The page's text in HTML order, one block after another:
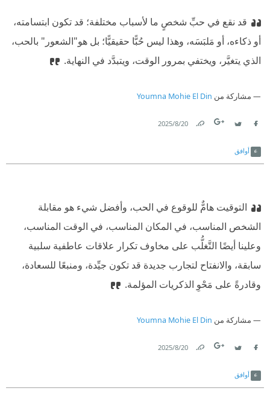
قد نقع في حبِّ شخصٍ ما لأسباب مختلفة؛ قد تكون ابتسامته،
أو ذكاءه، أو مَلبَسَه، وهذا ليس حُبًّا حقيقيًّا؛ بل هو"الشعور" بالحب،
الذي يتغيَّر، ويختفي بمرور الوقت، ويتبدَّد في النهاية.
مشاركة من Youmna Mohie El Din
20‏/8‏/2025
أوافق
التوقيت هامٌّ للوقوع في الحب، وأفضل شيء هو مقابلة
الشخص المناسب، في المكان المناسب، في الوقت المناسب،
وعلينا أيضًا التَّغلُّب على مخاوف تكرار علاقات عاطفية سلبية
سابقة، والانفتاح لتجارب جديدة قد تكون جيِّدة، ومنبعًا للسعادة،
وقادرةً على مَحْوِ الذكريات المؤلمة.
مشاركة من Youmna Mohie El Din
20‏/8‏/2025
أوافق